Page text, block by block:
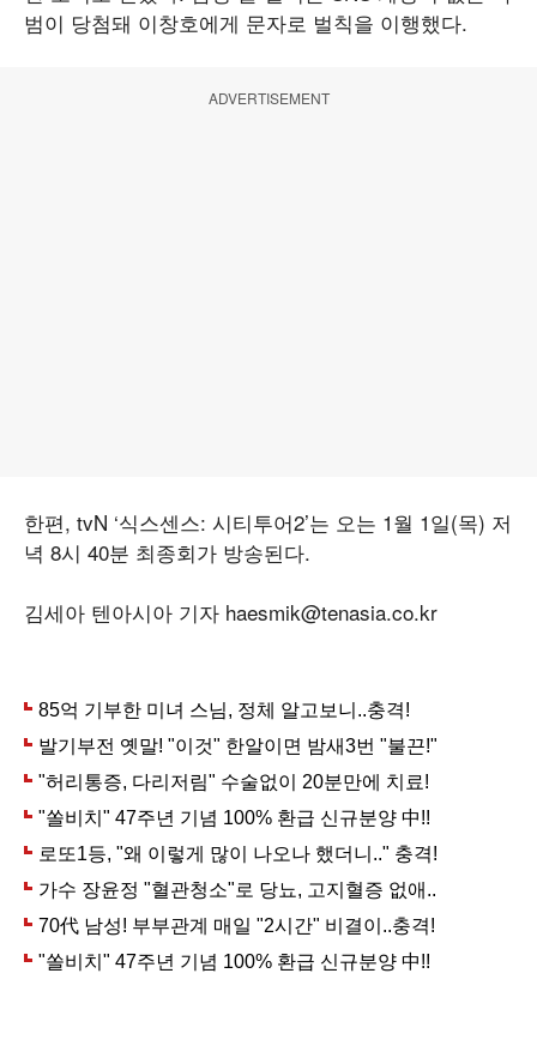
범이 당첨돼 이창호에게 문자로 벌칙을 이행했다.
ADVERTISEMENT
한편, tvN ‘식스센스: 시티투어2’는 오는 1월 1일(목) 저
녁 8시 40분 최종회가 방송된다.
김세아 텐아시아 기자 haesmik@tenasia.co.kr